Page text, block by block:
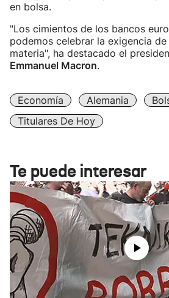
en bolsa.
"Los cimientos de los bancos
podemos celebrar la exigencia
materia", ha destacado el
Emmanuel Macron.
Economía Alemania
Titulares De Hoy
Te puede interesar